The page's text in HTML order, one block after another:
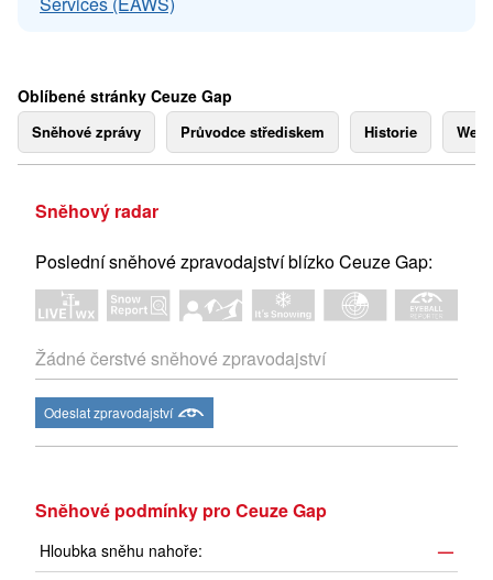
Oblíbené stránky Ceuze Gap
Sněhové zprávy Průvodce střediskem Historie
Sněhový radar
Poslední sněhové zpravodajství blízko Ceuze Gap:
Žádné čerstvé sněhové zpravodajství
Odeslat zpravodajství
Sněhové podmínky pro Ceuze Gap
Hloubka sněhu nahoře:
—